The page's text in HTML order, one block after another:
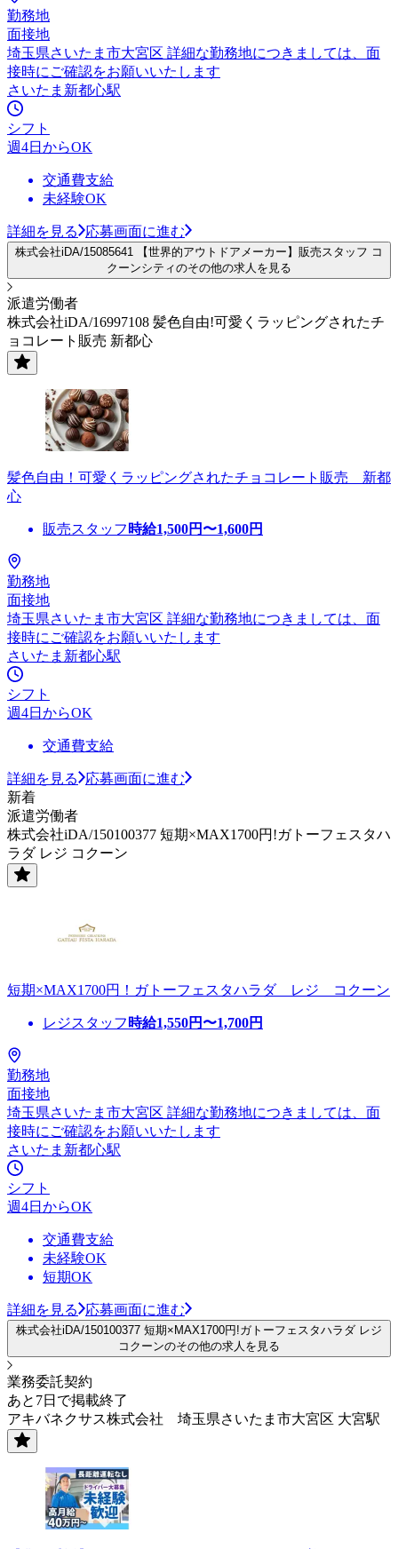
勤務地
面接地
埼玉県さいたま市大宮区 詳細な勤務地につきましては、面
接時にご確認をお願いいたします
さいたま新都心駅
シフト
週4日からOK
交通費支給
未経験OK
詳細を見る 応募画面に進む
株式会社iDA/15085641 【世界的アウトドアメーカー】販売スタッフ コ
クーンシティのその他の求人を見る
派遣労働者
株式会社iDA/16997108 髪色自由!可愛くラッピングされたチ
ョコレート販売 新都心
髪色自由！可愛くラッピングされたチョコレート販売 新都
心
販売スタッフ 時給1,500円〜1,600円
勤務地
面接地
埼玉県さいたま市大宮区 詳細な勤務地につきましては、面
接時にご確認をお願いいたします
さいたま新都心駅
シフト
週4日からOK
交通費支給
詳細を見る
応募画面に進む
新着
派遣労働者
株式会社iDA/150100377 短期×MAX1700円!ガトーフェスタハ
ラダ レジ コクーン
短期×MAX1700円！ガトーフェスタハラダ レジ コクーン
レジスタッフ 時給1,550円〜1,700円
勤務地
面接地
埼玉県さいたま市大宮区 詳細な勤務地につきましては、面
接時にご確認をお願いいたします
さいたま新都心駅
シフト
週4日からOK
交通費支給
未経験OK
短期OK
詳細を見る 応募画面に進む
株式会社iDA/150100377 短期×MAX1700円!ガトーフェスタハラダ レジ
コクーンのその他の求人を見る
業務委託契約
あと7日で掲載終了
アキバネクサス株式会社 埼玉県さいたま市大宮区 大宮駅